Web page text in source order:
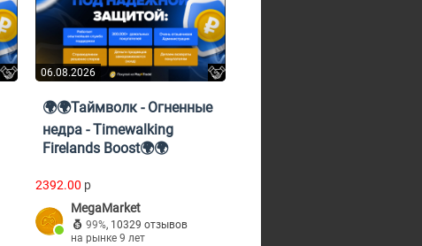
06.08.2026
🌍🌍Таймволк - Огненные
недра - Timewalking
Firelands Boost🌍🌍
2392.00 p
MegaMarket
99%, 10329 отзывов
на рынке 9 лет